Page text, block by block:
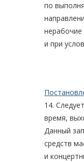
по
нерабочие
и при
14.
время,
Данный
средств
и